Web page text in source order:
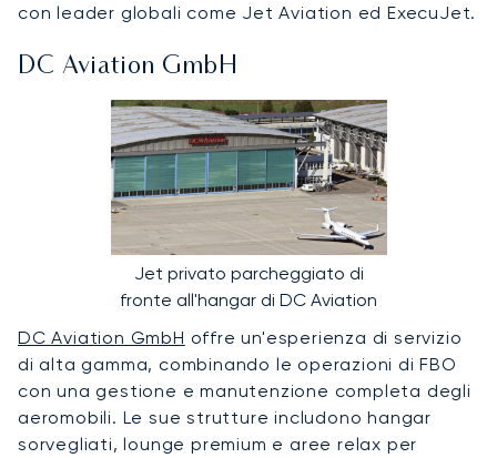
con leader globali come Jet Aviation ed ExecuJet.
DC Aviation GmbH
Jet privato parcheggiato di
fronte all'hangar di DC Aviation
DC Aviation GmbH offre un'esperienza di servizio
di alta gamma, combinando le operazioni di FBO
con una gestione e manutenzione completa degli
aeromobili. Le sue strutture includono hangar
sorvegliati, lounge premium e aree relax per